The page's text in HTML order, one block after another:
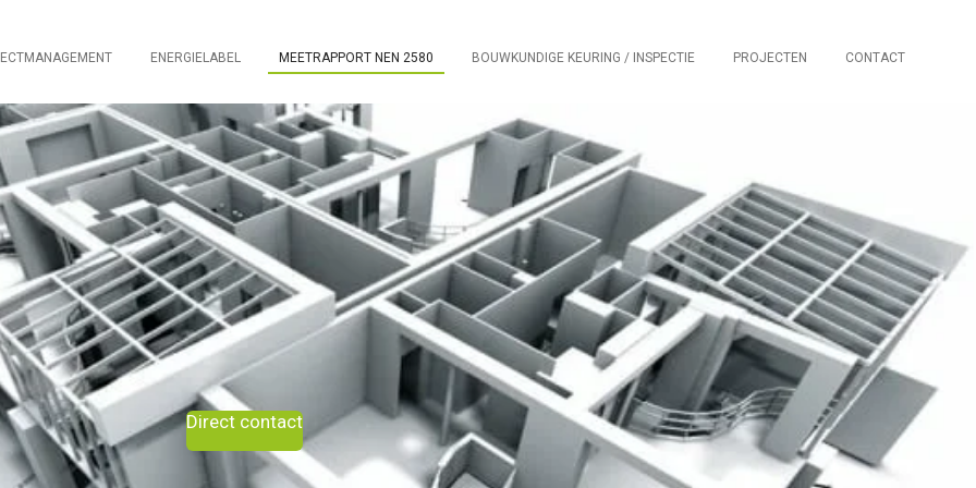
ENERGIELABEL MEETRAPPORT NEN 2580 BOUWKUNDIGE KEURING / INSPECTIE PROJECTEN CONTACT
Direct contact